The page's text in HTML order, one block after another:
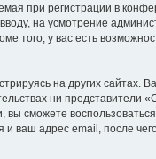
при регистрации в
на усмотрение
у вас есть
на других сайтах.
ни представители
сможете
ваш адрес email, после